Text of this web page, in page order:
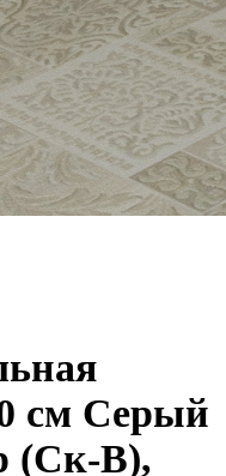
см Серый
(Ск-В),